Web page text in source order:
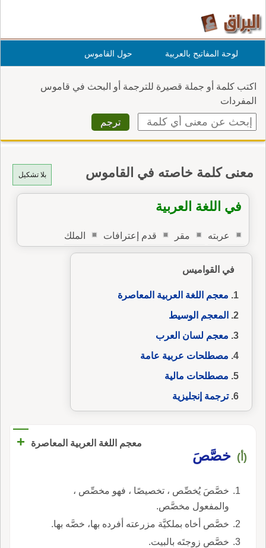
لوحة المفاتيح بالعربية حول القاموس
اكتب كلمة أو جملة قصيرة للترجمة أو البحث في قاموس
المفردات
بلا تشكيل معنى كلمة خاصته في القاموس
في اللغة العربية
عربته مقر قدم إعترافات الملك
في القواميس
معجم اللغة العربية المعاصرة
المعجم الوسيط
معجم لسان العرب
مصطلحات عربية عامة
مصطلحات مالية
ترجمة إنجليزية
معجم اللغة العربية المعاصرة +
(أ) خصَّصَ
خصَّصَ يُخصِّص ، تخصيصًا ، فهو مخصِّص ،
والمفعول مخصَّص.
خصَّص أخاه بملكيَّة مزرعته أفرده بها، خصَّه بها.
خصَّص زوجتَه بالبيت.